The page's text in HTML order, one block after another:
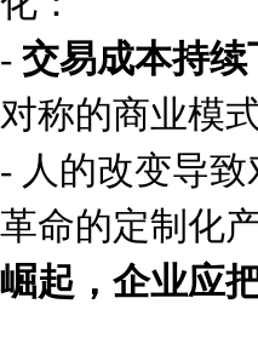
- 交易成本持续
对称的商业模
- 人的改变导
革命的定制化
崛起，企业应